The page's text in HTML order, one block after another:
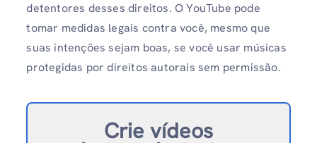
detentores desses direitos. O YouTube pode
tomar medidas legais contra você, mesmo que
suas intenções sejam boas, se você usar músicas
protegidas por direitos autorais sem permissão.
Crie vídeos